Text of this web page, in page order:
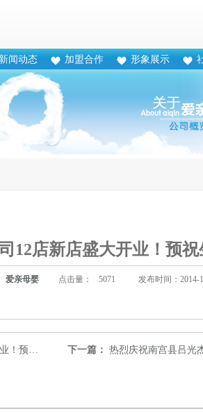
新闻动态 加盟合作 形象展示
12店新店盛大开业！预祝
爱亲母婴 点击量： 5071 发布时间：2014-
兴隆！ 下一篇： 热烈庆祝南宫县吕光杰